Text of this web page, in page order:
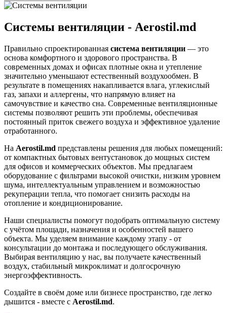
Системы вентиляции - Aerostil.md
Правильно спроектированная система вентиляции — это
основа комфортного и здорового пространства. В
современных домах и офисах плотные окна и утепление
значительно уменьшают естественный воздухообмен. В
результате в помещениях накапливается влага, углекислый
газ, запахи и аллергены, что напрямую влияет на
самочувствие и качество сна. Современные вентиляционные
системы позволяют решить эти проблемы, обеспечивая
постоянный приток свежего воздуха и эффективное удаление
отработанного.
На Aerostil.md представлены решения для любых помещений:
от компактных бытовых вентустановок до мощных систем
для офисов и коммерческих объектов. Мы предлагаем
оборудование с фильтрами высокой очистки, низким уровнем
шума, интеллектуальным управлением и возможностью
рекуперации тепла, что помогает снизить расходы на
отопление и кондиционирование.
Наши специалисты помогут подобрать оптимальную систему
с учётом площади, назначения и особенностей вашего
объекта. Мы уделяем внимание каждому этапу - от
консультации до монтажа и последующего обслуживания.
Выбирая вентиляцию у нас, вы получаете качественный
воздух, стабильный микроклимат и долгосрочную
энергоэффективность.
Создайте в своём доме или бизнесе пространство, где легко
дышится - вместе с Aerostil.md.